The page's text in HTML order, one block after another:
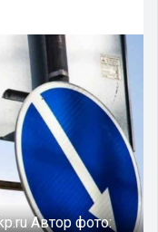
Автор фото: